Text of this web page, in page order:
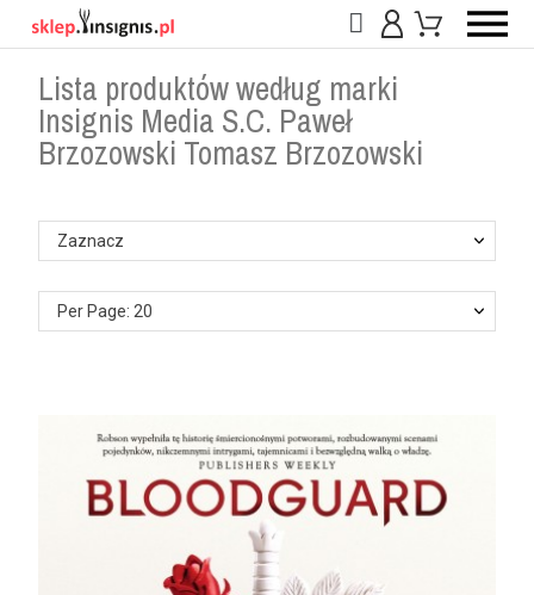
Lista produktów według marki
Insignis Media S.C. Paweł
Brzozowski Tomasz Brzozowski
Zaznacz
Per Page: 20